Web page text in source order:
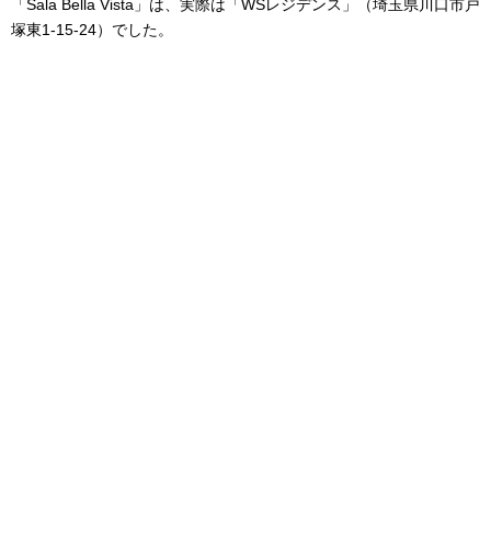
「Sala Bella Vista」は、実際は「WSレジデンス」（埼玉県川口市戸
塚東1-15-24）でした。